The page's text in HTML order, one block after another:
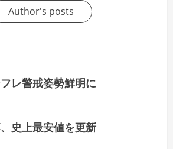
Author's posts
レ警戒姿勢鮮明に
史上最安値を更新